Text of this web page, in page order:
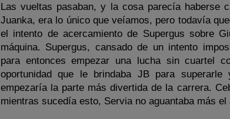
Las vueltas pasaban, y la cosa parecía haberse
Juanka, era lo único que veíamos, pero todavía
el intento de acercamiento de Supergus sobre
máquina. Supergus, cansado de un intento
para entonces empezar una lucha sin cuartel
oportunidad que le brindaba JB para
empezaría la parte más divertida de la carrera.
mientras sucedía esto, Servia no aguantaba más